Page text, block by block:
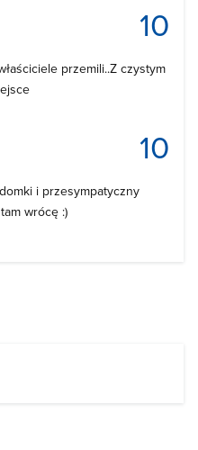
10
przemili..Z czystym
10
i przesympatyczny
wrócę :)